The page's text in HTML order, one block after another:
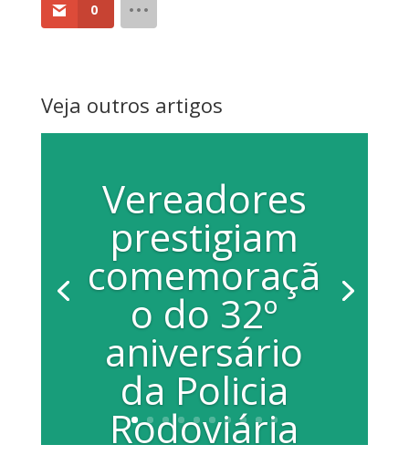
0
Veja outros artigos
Vereadores
prestigiam
comemoraçã
o do 32º
aniversário
da Policia
Rodoviária